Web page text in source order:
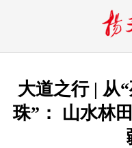
大道之行 | 从
珠”： 山水林